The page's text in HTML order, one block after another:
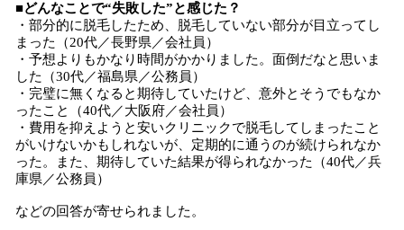
■どんなことで“失敗した”と感じた？
・部分的に脱毛したため、脱毛していない部分が目立ってし
まった（20代／長野県／会社員）
・予想よりもかなり時間がかかりました。面倒だなと思いま
した（30代／福島県／公務員）
・完璧に無くなると期待していたけど、意外とそうでもなか
ったこと（40代／大阪府／会社員）
・費用を抑えようと安いクリニックで脱毛してしまったこと
がいけないかもしれないが、定期的に通うのが続けられなか
った。また、期待していた結果が得られなかった（40代／兵
庫県／公務員）
などの回答が寄せられました。